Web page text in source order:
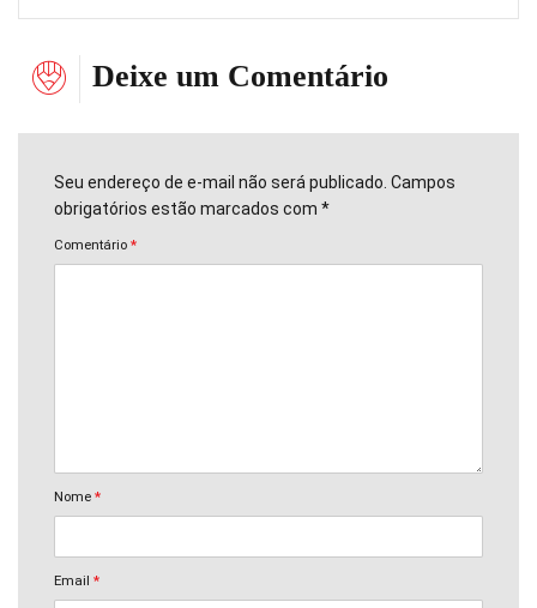
Deixe um Comentário
Seu endereço de e-mail não será publicado. Campos
obrigatórios estão marcados com *
Comentário *
Nome *
Email *